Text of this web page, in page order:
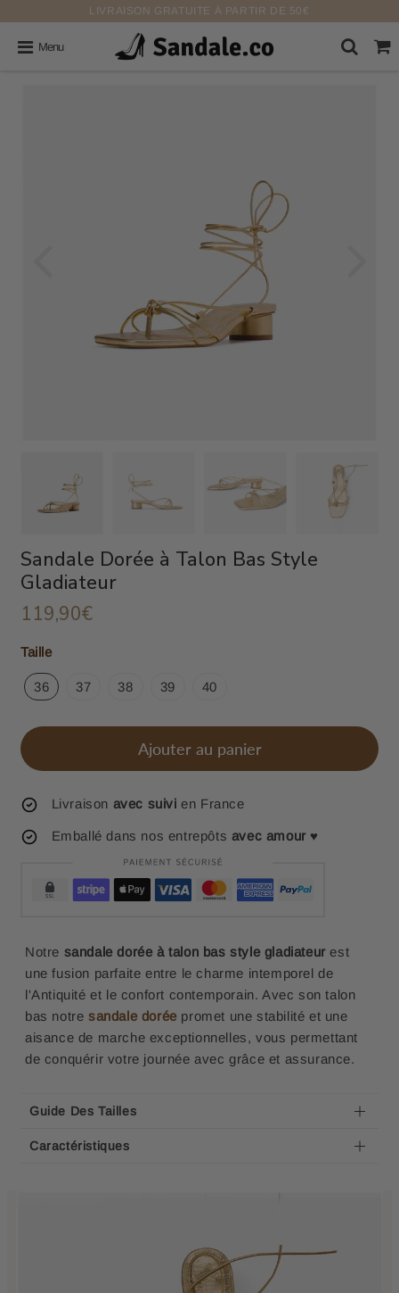
LIVRAISON GRATUITE À PARTIR DE 50€
Menu
Sandale Dorée à Talon Bas Style
Gladiateur
119,90€
price
Taille
36 37 38 39 40
Ajouter au panier
Livraison avec suivi en France
Emballé dans nos entrepôts avec amour ♥
Notre sandale dorée à talon bas style gladiateurest
une fusion parfaite entre le charme intemporel de
l'Antiquité et le confort contemporain. Avec son talon
bas notre sandale doréepromet une stabilité et une
aisance de marche exceptionnelles, vous permettant
de conquérir votre journée avec grâce et assurance.
Guide Des Tailles
Caractéristiques